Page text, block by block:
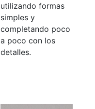
utilizando formas
simples y
completando poco
a poco con los
detalles.